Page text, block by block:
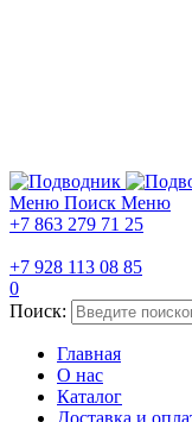
Меню Поиск Меню
+7 863 279 71 25
+7 928 113 08 85
0
Поиск:
Главная
О нас
Каталог
Доставка и